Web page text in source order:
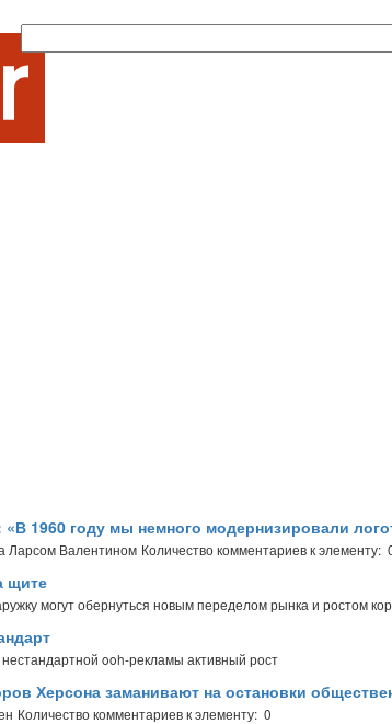
1960 году мы немного модернизировали
Ларсом Валентином Количество комментариев к элементу:
щите
могут обернуться новым переделом рынка и ростом
ooh-рекламы активный рост
Херсона заманивают на остановки
Количество комментариев к элементу: 0